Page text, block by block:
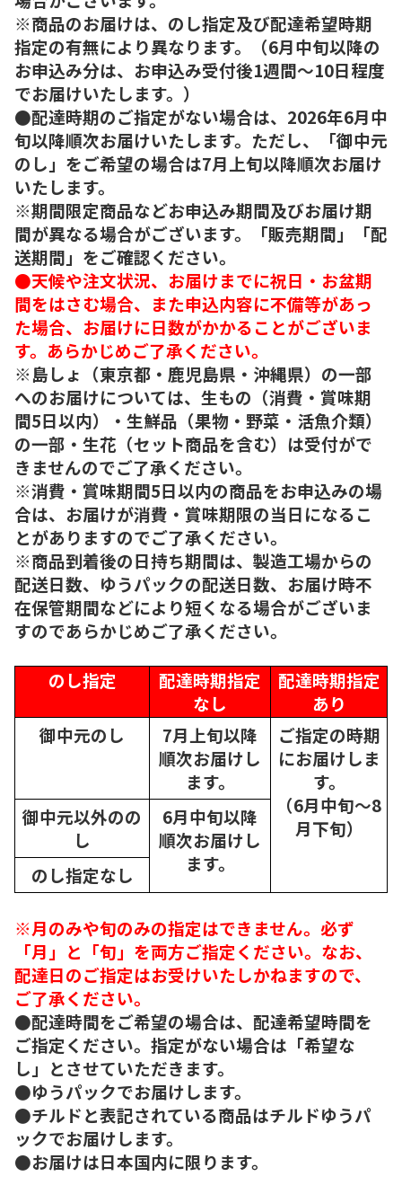
※商品のお届けは、のし指定及び配達希望時期
指定の有無により異なります。（6月中旬以降の
お申込み分は、お申込み受付後1週間～10日程度
でお届けいたします。）
●配達時期のご指定がない場合は、2026年6月中
旬以降順次お届けいたします。ただし、「御中元
のし」をご希望の場合は7月上旬以降順次お届け
いたします。
※期間限定商品などお申込み期間及びお届け期
間が異なる場合がございます。「販売期間」「配
送期間」をご確認ください。
●天候や注文状況、お届けまでに祝日・お盆期
間をはさむ場合、また申込内容に不備等があっ
た場合、お届けに日数がかかることがございま
す。あらかじめご了承ください。
※島しょ（東京都・鹿児島県・沖縄県）の一部
へのお届けについては、生もの（消費・賞味期
間5日以内）・生鮮品（果物・野菜・活魚介類）
の一部・生花（セット商品を含む）は受付がで
きませんのでご了承ください。
※消費・賞味期間5日以内の商品をお申込みの場
合は、お届けが消費・賞味期限の当日になるこ
とがありますのでご了承ください。
※商品到着後の日持ち期間は、製造工場からの
配送日数、ゆうパックの配送日数、お届け時不
在保管期間などにより短くなる場合がございま
すのであらかじめご了承ください。
のし指定
配達時期指定
なし
配達時期指定
あり
御中元のし
7月上旬以降
順次お届けし
ます。
ご指定の時期
にお届けしま
す。
（6月中旬～8
月下旬）
御中元以外のの
し
6月中旬以降
順次お届けし
ます。
のし指定なし
※月のみや旬のみの指定はできません。必ず
「月」と「旬」を両方ご指定ください。なお、
配達日のご指定はお受けいたしかねますので、
ご了承ください。
●配達時間をご希望の場合は、配達希望時間を
ご指定ください。指定がない場合は「希望な
し」とさせていただきます。
●ゆうパックでお届けします。
●チルドと表記されている商品はチルドゆうパ
ックでお届けします。
●お届けは日本国内に限ります。